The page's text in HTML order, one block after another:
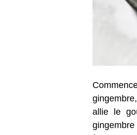
allie le